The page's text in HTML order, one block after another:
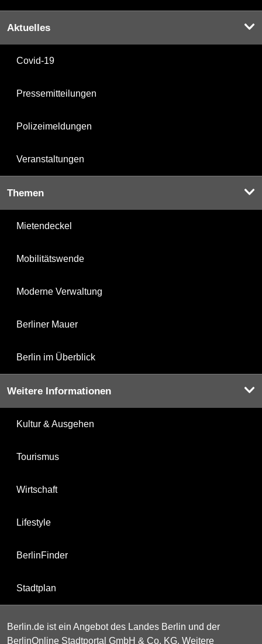
Aktuelles
Covid-19
Pressemitteilungen
Polizeimeldungen
Veranstaltungen
Themen
Mietendeckel
Mobilitätswende
Moderne Verwaltung
Berliner Mauer
Berlin im Überblick
Weitere Informationen
Kultur & Ausgehen
Tourismus
Wirtschaft
Lifestyle
BerlinFinder
Stadtplan
Berlin.de ist ein Angebot des Landes Berlin und der
BerlinOnline Stadtportal GmbH & Co. KG. Weitere